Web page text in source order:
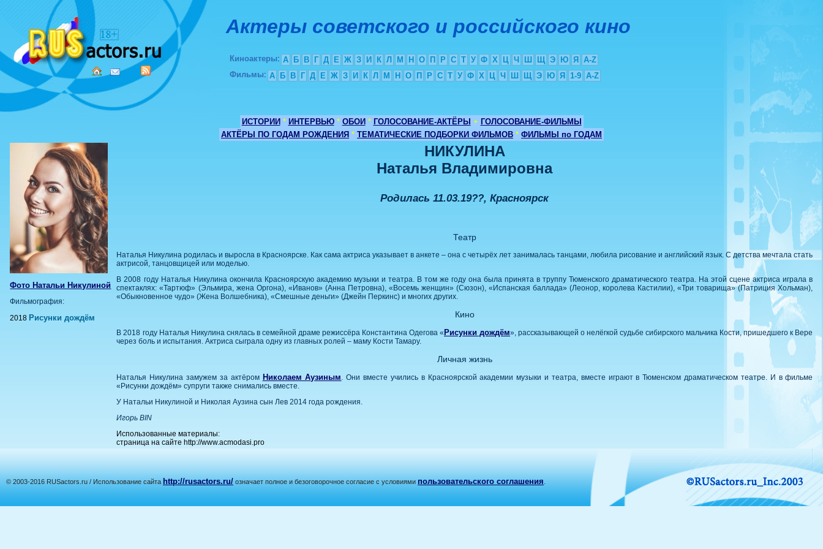
Актеры советского и российского кино
Киноактеры: А Б В Г Д Е Ж З И К Л М Н О П Р С Т У Ф Х Ц Ч Ш Щ Э Ю Я
A-Z
Фильмы: А Б В Г Д Е Ж З И К Л М Н О П Р С Т У Ф Х Ц Ч Ш Щ Э Ю Я 1-9 A-Z
ИСТОРИИ * ИНТЕРВЬЮ * ОБОИ * ГОЛОСОВАНИЕ-АКТЁРЫ + ГОЛОСОВАНИЕ-ФИЛЬМЫ
АКТЁРЫ ПО ГОДАМ РОЖДЕНИЯ * ТЕМАТИЧЕСКИЕ ПОДБОРКИ ФИЛЬМОВ * ФИЛЬМЫ по ГОДАМ
Фото Натальи Никулиной
Фильмография:
2018 Рисунки дождём
НИКУЛИНА
Наталья Владимировна
Родилась 11.03.19??, Красноярск
Театр
Наталья Никулина родилась и выросла в Красноярске. Как сама актриса указывает в анкете – она с четырёх лет занималась танцами, любила рисование и английский язык. С детства мечтала стать
актрисой, танцовщицей или моделью.
В 2008 году Наталья Никулина окончила Красноярскую академию музыки и театра. В том же году она была принята в труппу Тюменского драматического театра. На этой сцене актриса играла в
спектаклях: «Тартюф» (Эльмира, жена Оргона), «Иванов» (Анна Петровна), «Восемь женщин» (Сюзон), «Испанская баллада» (Леонор, королева Кастилии), «Три товарища» (Патриция Хольман),
«Обыкновенное чудо» (Жена Волшебника), «Смешные деньги» (Джейн Перкинс) и многих других.
Кино
В 2018 году Наталья Никулина снялась в семейной драме режиссёра Константина Одегова « Рисунки дождём», рассказывающей о нелёгкой судьбе сибирского мальчика Кости, пришедшего к Вере
через боль и испытания. Актриса сыграла одну из главных ролей – маму Кости Тамару.
Личная жизнь
Наталья Никулина замужем за актёром Николаем Аузиным. Они вместе учились в Красноярской академии музыки и театра, вместе играют в Тюменском драматическом театре. И в фильме
«Рисунки дождём» супруги также снимались вместе.
У Натальи Никулиной и Николая Аузина сын Лев 2014 года рождения.
Игорь BIN
Использованные материалы:
страница на сайте http://www.acmodasi.pro
© 2003-2016 RUSactors.ru / Использование сайта http://rusactors.ru/ означает полное и безоговорочное согласие с условиями пользовательского соглашения